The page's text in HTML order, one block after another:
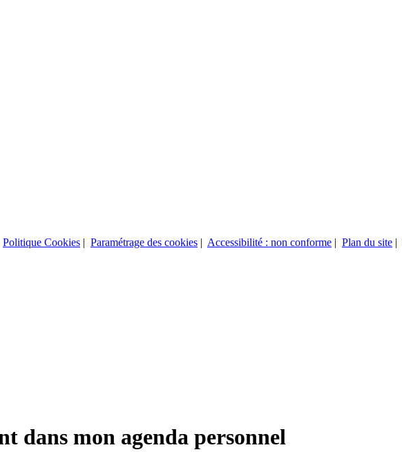
Politique Cookies | Paramétrage des cookies | Accessibilité : non conforme | Plan du site |
dans mon agenda personnel